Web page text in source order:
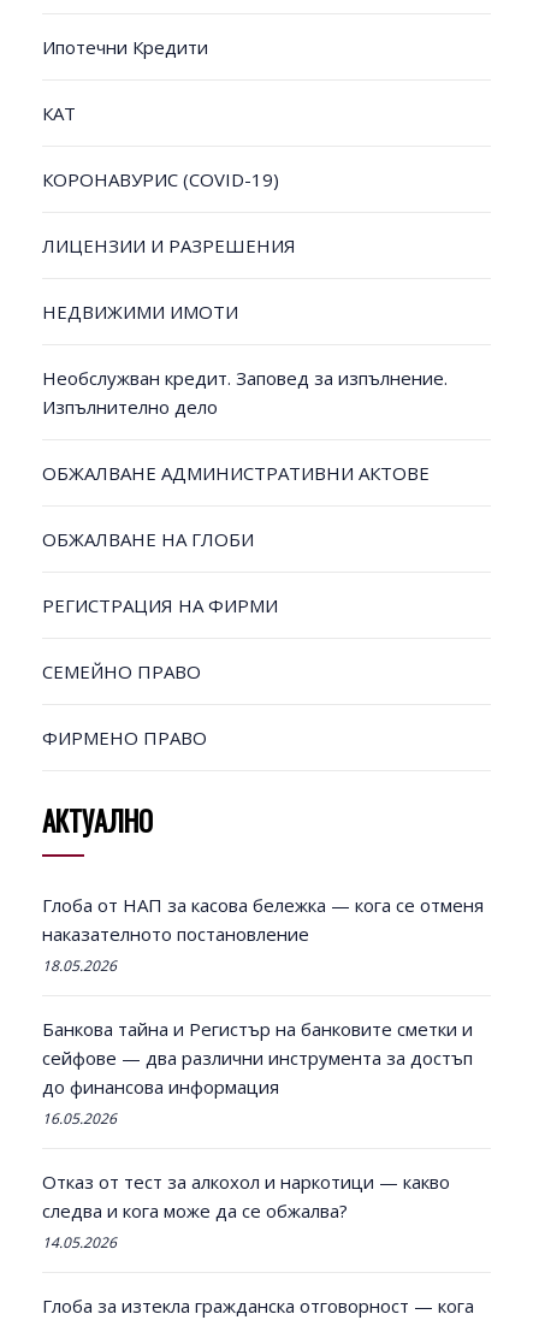
Ипотечни Кредити
КАТ
КОРОНАВУРИС (COVID-19)
ЛИЦЕНЗИИ И РАЗРЕШЕНИЯ
НЕДВИЖИМИ ИМОТИ
Необслужван кредит. Заповед за изпълнение.
Изпълнително дело
ОБЖАЛВАНЕ АДМИНИСТРАТИВНИ АКТОВЕ
ОБЖАЛВАНЕ НА ГЛОБИ
РЕГИСТРАЦИЯ НА ФИРМИ
СЕМЕЙНО ПРАВО
ФИРМЕНО ПРАВО
АКТУАЛНО
Глоба от НАП за касова бележка — кога се отменя
наказателното постановление
18.05.2026
Банкова тайна и Регистър на банковите сметки и
сейфове — два различни инструмента за достъп
до финансова информация
16.05.2026
Отказ от тест за алкохол и наркотици — какво
следва и кога може да се обжалва?
14.05.2026
Глоба за изтекла гражданска отговорност — кога